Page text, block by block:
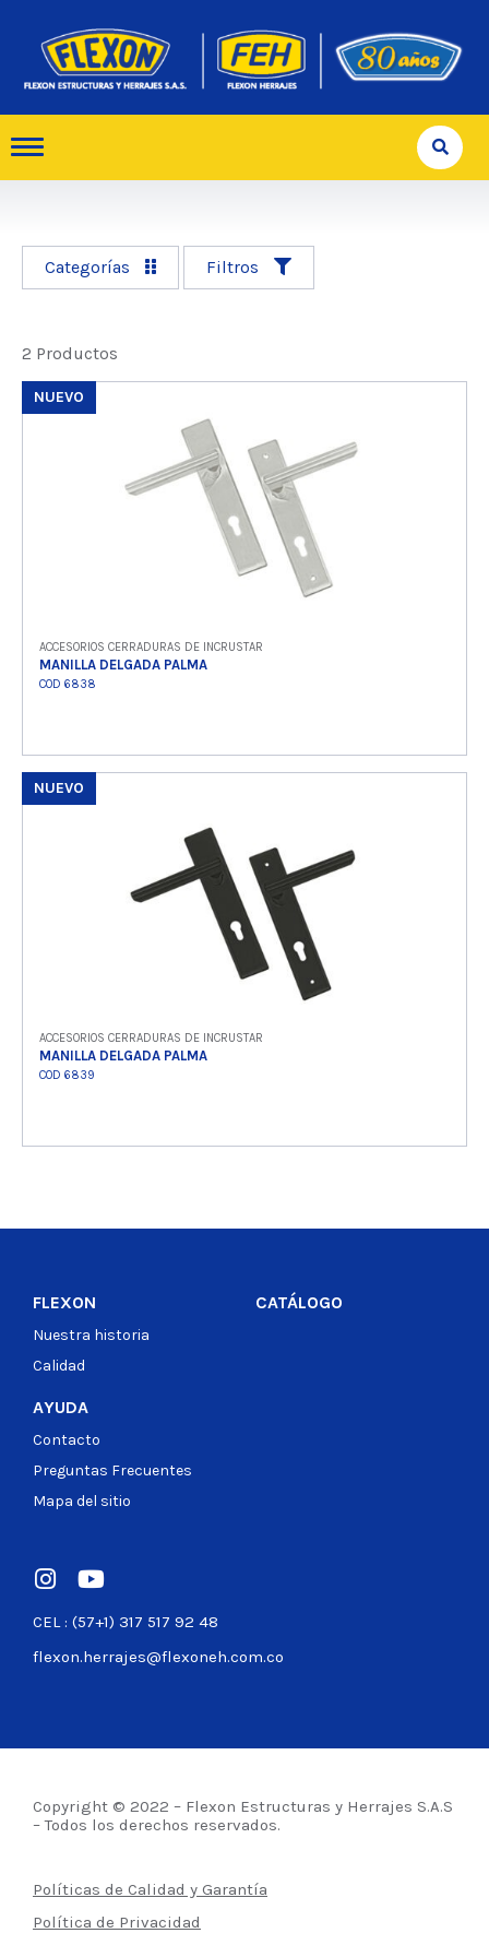
Categorías Filtros
2 Productos
NUEVO
ACCESORIOS CERRADURAS DE INCRUSTAR
MANILLA DELGADA PALMA
COD 6838
NUEVO
ACCESORIOS CERRADURAS DE INCRUSTAR
MANILLA DELGADA PALMA
COD 6839
CEL : (57+1) 317 517 92 48
flexon.herrajes@flexoneh.com.co
FLEXON
Nuestra historia
Calidad
CATÁLOGO
AYUDA
Contacto
Preguntas Frecuentes
Mapa del sitio
Copyright © 2022 – Flexon Estructuras y Herrajes S.A.S
– Todos los derechos reservados.
Políticas de Calidad y Garantía
Política de Privacidad